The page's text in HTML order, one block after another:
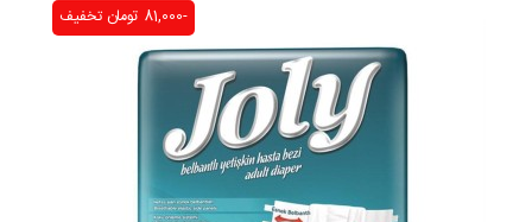
تخفیف -81,000 تومان